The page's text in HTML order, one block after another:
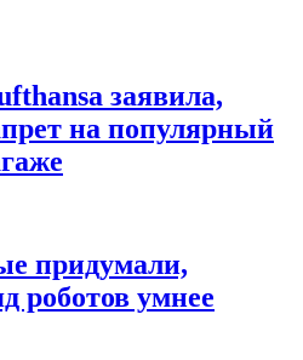
заявила,
на популярный
придумали,
роботов умнее